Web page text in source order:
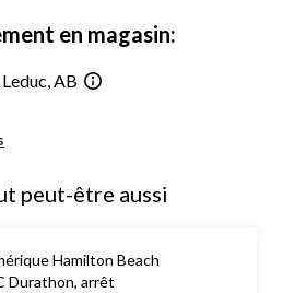
en magasin:
AB
peut-être aussi
Hamilton Beach
Durathon, arrêt